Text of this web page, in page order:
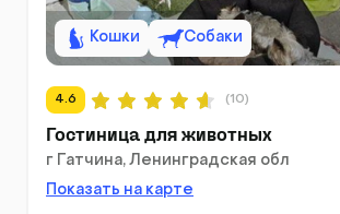
Кошки Собаки
4.6 (10)
Гостиница для животных
г Гатчина, Ленинградская обл
Показать на карте